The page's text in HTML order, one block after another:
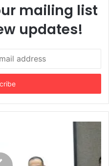
mailing list
updates!